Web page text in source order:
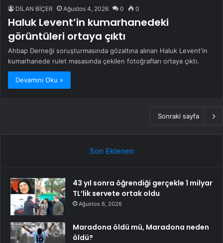
DİLAN BİÇER Ağustos 4, 2026 0 0
Haluk Levent’in kumarhanedeki
görüntüleri ortaya çıktı
Ahbap Derneği soruşturmasında gözaltına alınan Haluk Levent'in
kumarhanede rulet masasında çekilen fotoğrafları ortaya çıktı.
Devamını Oku »
Sonraki sayfa
Son Eklenen
43 yıl sonra öğrendiği gerçekle 1 milyar
TL’lik servete ortak oldu
Ağustos 6, 2026
Maradona öldü mü, Maradona neden
öldü?